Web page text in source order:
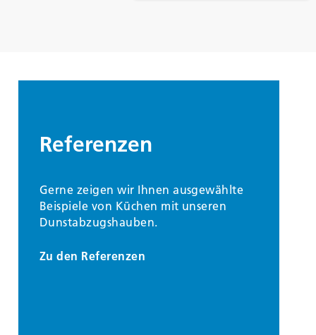
Referenzen
Gerne zeigen wir Ihnen ausgewählte
Beispiele von Küchen mit unseren
Dunstabzugshauben.
Zu den Referenzen